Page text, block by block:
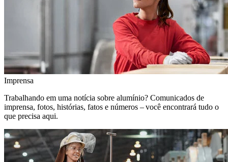
Imprensa
Trabalhando em uma notícia sobre alumínio? Comunicados de
imprensa, fotos, histórias, fatos e números – você encontrará tudo o
que precisa aqui.